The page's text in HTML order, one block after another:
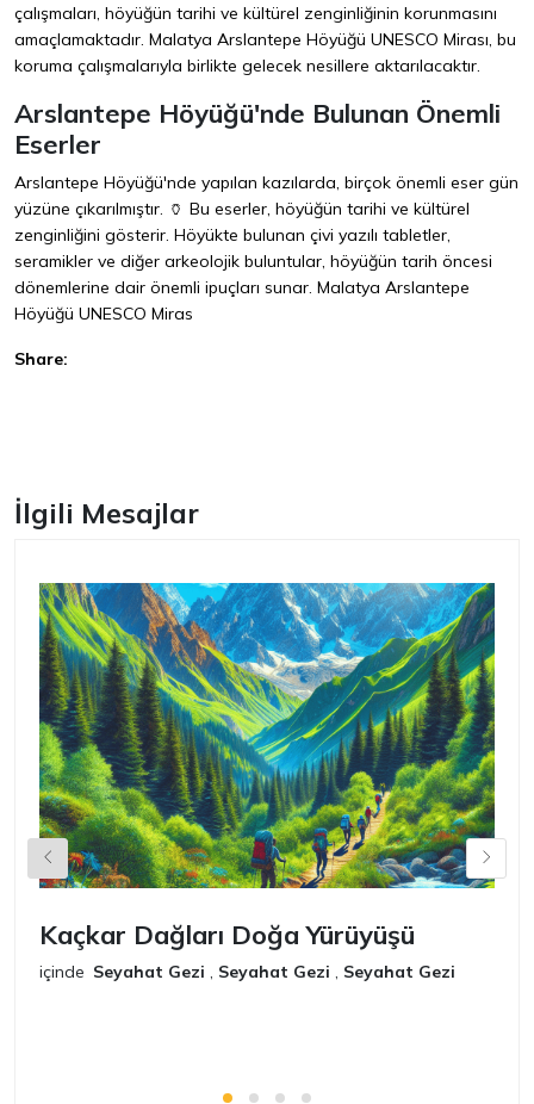
çalışmaları, höyüğün tarihi ve kültürel zenginliğinin korunmasını
amaçlamaktadır. Malatya Arslantepe Höyüğü UNESCO Mirası, bu
koruma çalışmalarıyla birlikte gelecek nesillere aktarılacaktır.
Arslantepe Höyüğü'nde Bulunan Önemli
Eserler
Arslantepe Höyüğü'nde yapılan kazılarda, birçok önemli eser gün
yüzüne çıkarılmıştır. 🏺 Bu eserler, höyüğün tarihi ve kültürel
zenginliğini gösterir. Höyükte bulunan çivi yazılı tabletler,
seramikler ve diğer arkeolojik buluntular, höyüğün tarih öncesi
dönemlerine dair önemli ipuçları sunar. Malatya Arslantepe
Höyüğü UNESCO Miras
Share:
İlgili Mesajlar
Kaçkar Dağları Doğa Yürüyüşü
içinde Seyahat Gezi , Seyahat Gezi , Seyahat Gezi